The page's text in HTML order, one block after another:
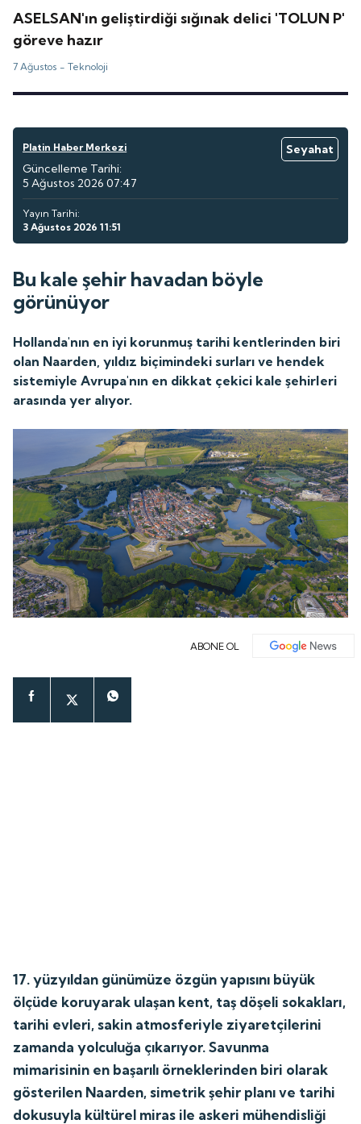
ASELSAN'ın geliştirdiği sığınak delici 'TOLUN P'
göreve hazır
7 Ağustos -Teknoloji
Platin Haber Merkezi
Seyahat
Güncelleme Tarihi:
5 Ağustos 2026 07:47
Yayın Tarihi:
3 Ağustos 2026 11:51
Bu kale şehir havadan böyle
görünüyor
Hollanda'nın en iyi korunmuş tarihi kentlerinden biri
olan Naarden, yıldız biçimindeki surları ve hendek
sistemiyle Avrupa'nın en dikkat çekici kale şehirleri
arasında yer alıyor.
ABONE OL
17. yüzyıldan günümüze özgün yapısını büyük
ölçüde koruyarak ulaşan kent, taş döşeli sokakları,
tarihi evleri, sakin atmosferiyle ziyaretçilerini
zamanda yolculuğa çıkarıyor. Savunma
mimarisinin en başarılı örneklerinden biri olarak
gösterilen Naarden, simetrik şehir planı ve tarihi
dokusuyla kültürel miras ile askeri mühendisliği